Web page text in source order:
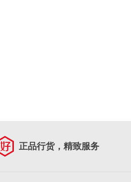
正品行货，精致服务